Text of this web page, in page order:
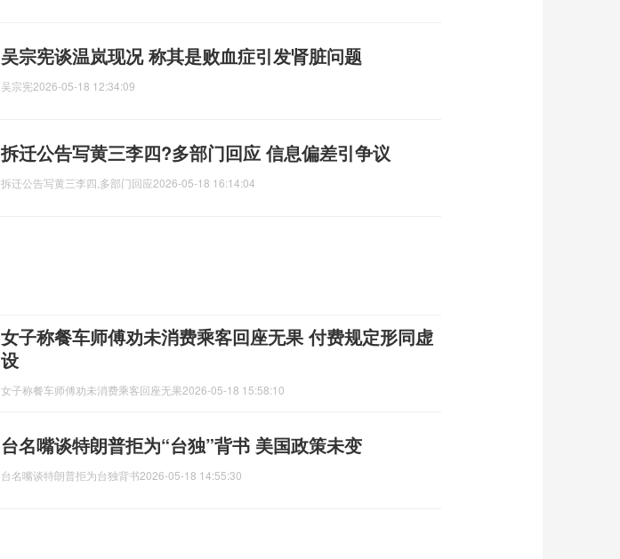
吴宗宪谈温岚现况 称其是败血症引发肾脏问题
吴宗宪2026-05-18 12:34:09
拆迁公告写黄三李四?多部门回应 信息偏差引争议
拆迁公告写黄三李四,多部门回应2026-05-18 16:14:04
女子称餐车师傅劝未消费乘客回座无果 付费规定形同虚
设
女子称餐车师傅劝未消费乘客回座无果2026-05-18 15:58:10
台名嘴谈特朗普拒为“台独”背书 美国政策未变
台名嘴谈特朗普拒为台独背书2026-05-18 14:55:30